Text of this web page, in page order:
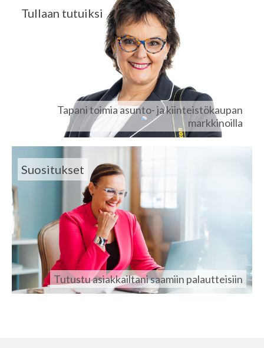
Tullaan tutuiksi
Tapani toimia asunto- ja kiinteistökaupan
markkinoilla
Suositukset
Tutustu asiakkailtani saamiin palautteisiin